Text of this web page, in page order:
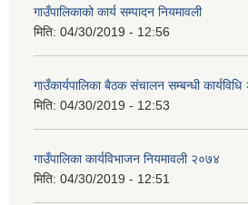
गाउँपालिकाको कार्य सम्पादन नियमावली
मिति: 04/30/2019 - 12:56
गाउँकार्यपालिका बैठक संचालन सम्बन्धी
मिति: 04/30/2019 - 12:53
गाउँपालिका कार्यविभाजन नियमावली २०७४
मिति: 04/30/2019 - 12:51